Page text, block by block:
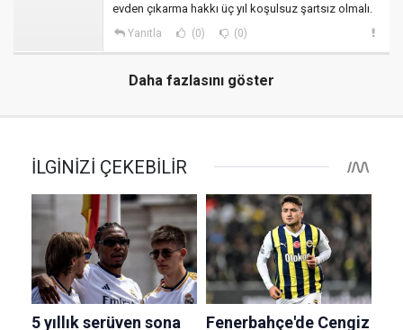
evden çıkarma hakkı üç yıl koşulsuz şartsız olmalı.
Yanıtla (0) (0)
Daha fazlasını göster